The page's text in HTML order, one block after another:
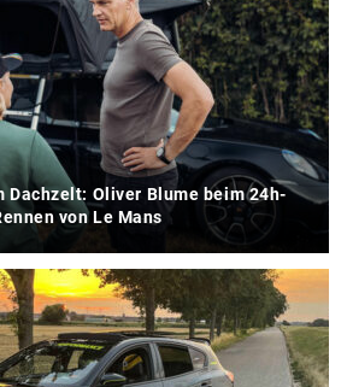
Dachzelt: Oliver Blume beim 24h-
von Le Mans